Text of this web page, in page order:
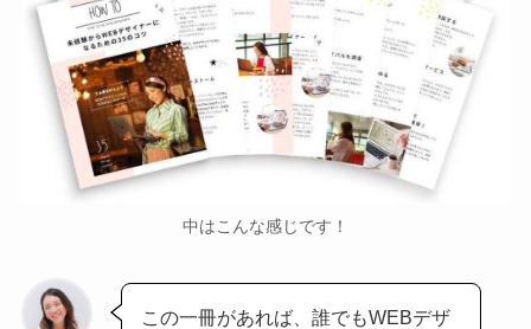
中はこんな感じです！
この一冊があれば、誰でもWEBデザ